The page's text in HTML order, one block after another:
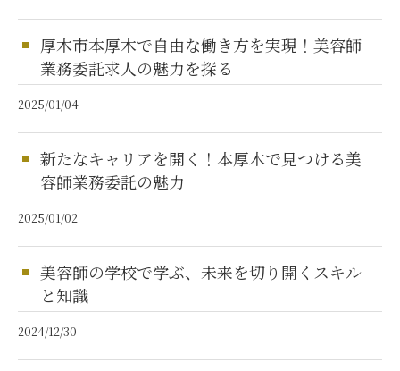
厚木市本厚木で自由な働き方を実現！美容師
業務委託求人の魅力を探る
2025/01/04
新たなキャリアを開く！本厚木で見つける美
容師業務委託の魅力
2025/01/02
美容師の学校で学ぶ、未来を切り開くスキル
と知識
2024/12/30